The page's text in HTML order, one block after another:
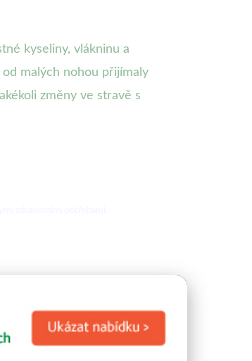
kyseliny, vlákninu a
malých nohou přijímaly
změny ve stravě s